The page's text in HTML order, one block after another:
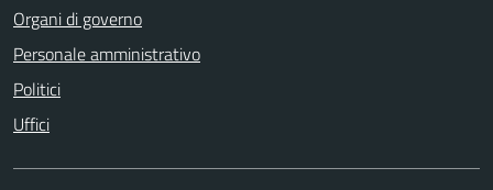
Organi di governo
Personale amministrativo
Politici
Uffici